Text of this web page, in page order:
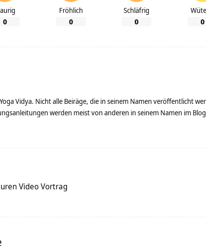
0
Fröhlich
0
Schläfrig
0 0
Vidya. Nicht alle Beiräge, die in seinem Namen veröffentlicht
werden meist von anderen in seinem Namen im
Video Vortrag